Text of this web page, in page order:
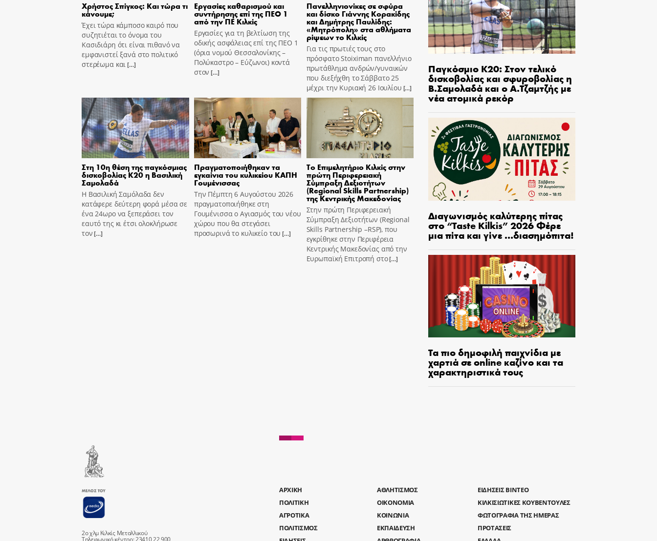
Χρήστος Σπίγκος: Και τώρα τι
κάνουμε;
Έχει τώρα κάμποσο καιρό που
συζητιέται το όνομα του
Κασιδιάρη ότι είναι πιθανό να
εμφανιστεί ξανά στο πολιτικό
στερέωμα και[…]
Εργασίες καθαρισμού και
συντήρησης επί της ΠΕΟ 1
από την ΠΕ Κιλκίς
Εργασίες για τη βελτίωση της
οδικής ασφάλειας επί της ΠΕΟ 1
(όρια νομού Θεσσαλονίκης –
Πολύκαστρο – Εύζωνοι) κοντά
στον […]
Πανελληνιονίκες σε σφύρα
και δίσκο Γιάννης Κορακίδης
και Δημήτρης Παυλίδης:
«Μητρόπολη» στα αθλήματα
ρίψεων το Κιλκίς
Για τις πρωτιές τους στο
πρόσφατο Stoiximan πανελλήνιο
πρωτάθλημα ανδρών/γυναικών
που διεξήχθη το Σάββατο 25
μέχρι την Κυριακή 26 Ιουλίου […]
Στη 10η θέση της παγκόσμιας
δισκοβολίας Κ20 η Βασιλική
Σαμολαδά
Η Βασιλική Σαμόλαδα δεν
κατάφερε δεύτερη φορά μέσα σε
ένα 24ωρο να ξεπεράσει τον
εαυτό της κι έτσι ολοκλήρωσε
τον[…]
Πραγματοποιήθηκαν τα
εγκαίνια του κυλικείου ΚΑΠΗ
Γουμένισσας
Την Πέμπτη 6 Αυγούστου 2026
πραγματοποιήθηκε στη
Γουμένισσα ο Αγιασμός του νέου
χώρου που θα στεγάσει
προσωρινά το κυλικείο του […]
Το Επιμελητήριο Κιλκίς στην
πρώτη Περιφερειακή
Σύμπραξη Δεξιοτήτων
(Regional Skills Partnership)
της Κεντρικής Μακεδονίας
Στην πρώτη Περιφερειακή
Σύμπραξη Δεξιοτήτων (Regional
Skills Partnership –RSP), που
εγκρίθηκε στην Περιφέρεια
Κεντρικής Μακεδονίας από την
Ευρωπαϊκή Επιτροπή στο[…]
Παγκόσμιο Κ20: Στον τελικό
δισκοβολίας και σφυροβολίας η
Β.Σαμολαδά και ο Α.Τζαμτζής με
νέα ατομικά ρεκόρ
Διαγωνισμός καλύτερης πίτας
στο “Taste Kilkis” 2026 Φέρε
μια πίτα και γίνε …διασημόπιτα!
Τα πιο δημοφιλή παιχνίδια με
χαρτιά σε online καζίνο και τα
χαρακτηριστικά τους
2ο χλμ Κιλκίς Μεταλλικού
Τηλεφωνικό κέντρο: 23410 22 900
AΡΧΙΚΗ
ΑΘΛΗΤΙΣΜΟΣ
ΠΟΛΙΤΙΚΗ
ΟΙΚΟΝΟΜΙΑ
ΑΓΡΟΤΙΚΑ
ΚΟΙΝΩΝΙΑ
ΠΟΛΙΤΙΣΜΟΣ
ΕΚΠΑΙΔΕΥΣΗ
ΕΙΔΗΣΕΙΣ ΒΙΝΤΕΟ
ΚΙΛΚΙΣΙΩΤΙΚΕΣ ΚΟΥΒΕΝΤΟΥΛΕΣ
ΦΩΤΟΓΡΑΦΙΑ ΤΗΣ ΗΜΕΡΑΣ
ΠΡΟΤΑΣΕΙΣ